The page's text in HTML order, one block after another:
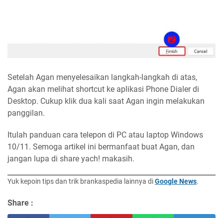
Setelah Agan menyelesaikan langkah-langkah di atas,
Agan akan melihat shortcut ke aplikasi Phone Dialer di
Desktop. Cukup klik dua kali saat Agan ingin melakukan
panggilan.
Itulah panduan cara telepon di PC atau laptop Windows
10/11. Semoga artikel ini bermanfaat buat Agan, dan
jangan lupa di share yach! makasih.
Yuk kepoin tips dan trik brankaspedia lainnya diGoogle News.
Share :